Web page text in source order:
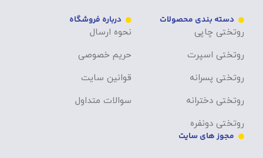
دسته بندی محصولات
روتختی چاپی
روتختی اسپرت
روتختی پسرانه
روتختی دخترانه
روتختی دونفره
درباره فروشگاه
نحوه ارسال
حریم خصوصی
قوانین سایت
سوالات متداول
مجوز های سایت